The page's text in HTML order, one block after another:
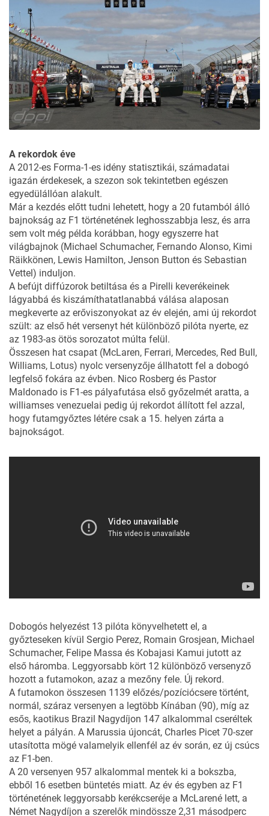
A rekordok éve
A 2012-es Forma-1-es idény statisztikái, számadatai
igazán érdekesek, a szezon sok tekintetben egészen
egyedülállóan alakult.
Már a kezdés előtt tudni lehetett, hogy a 20 futamból álló
bajnokság az F1 történetének leghosszabbja lesz, és arra
sem volt még példa korábban, hogy egyszerre hat
világbajnok (Michael Schumacher, Fernando Alonso, Kimi
Räikkönen, Lewis Hamilton, Jenson Button és Sebastian
Vettel) induljon.
A befújt diffúzorok betiltása és a Pirelli keverékeinek
lágyabbá és kiszámíthatatlanabbá válása alaposan
megkeverte az erőviszonyokat az év elején, ami új rekordot
szült: az első hét versenyt hét különböző pilóta nyerte, ez
az 1983-as ötös sorozatot múlta felül.
Összesen hat csapat (McLaren, Ferrari, Mercedes, Red Bull,
Williams, Lotus) nyolc versenyzője állhatott fel a dobogó
legfelső fokára az évben. Nico Rosberg és Pastor
Maldonado is F1-es pályafutása első győzelmét aratta, a
williamses venezuelai pedig új rekordot állított fel azzal,
hogy futamgyőztes létére csak a 15. helyen zárta a
bajnokságot.
Dobogós helyezést 13 pilóta könyvelhetett el, a
győzteseken kívül Sergio Perez, Romain Grosjean, Michael
Schumacher, Felipe Massa és Kobajasi Kamui jutott az
első háromba. Leggyorsabb kört 12 különböző versenyző
hozott a futamokon, azaz a mezőny fele. Új rekord.
A futamokon összesen 1139 előzés/pozíciócsere történt,
normál, száraz versenyen a legtöbb Kínában (90), míg az
esős, kaotikus Brazil Nagydíjon 147 alkalommal cseréltek
helyet a pályán. A Marussia újoncát, Charles Picet 70-szer
utasította mögé valamelyik ellenfél az év során, ez új csúcs
az F1-ben.
A 20 versenyen 957 alkalommal mentek ki a bokszba,
ebből 16 esetben büntetés miatt. Az év és egyben az F1
történetének leggyorsabb kerékcseréje a McLarené lett, a
Német Nagydíjon a szerelők mindössze 2,31 másodperc